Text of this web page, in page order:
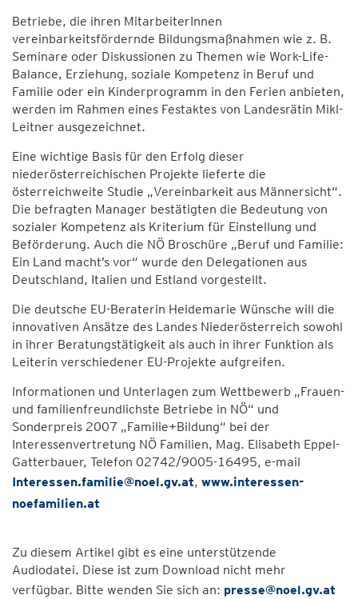
Betriebe, die ihren MitarbeiterInnen
vereinbarkeitsfördernde Bildungsmaßnahmen wie z. B.
Seminare oder Diskussionen zu Themen wie Work-Life-
Balance, Erziehung, soziale Kompetenz in Beruf und
Familie oder ein Kinderprogramm in den Ferien anbieten,
werden im Rahmen eines Festaktes von Landesrätin Mikl-
Leitner ausgezeichnet.
Eine wichtige Basis für den Erfolg dieser
niederösterreichischen Projekte lieferte die
österreichweite Studie „Vereinbarkeit aus Männersicht“.
Die befragten Manager bestätigten die Bedeutung von
sozialer Kompetenz als Kriterium für Einstellung und
Beförderung. Auch die NÖ Broschüre „Beruf und Familie:
Ein Land macht’s vor“ wurde den Delegationen aus
Deutschland, Italien und Estland vorgestellt.
Die deutsche EU-Beraterin Heidemarie Wünsche will die
innovativen Ansätze des Landes Niederösterreich sowohl
in ihrer Beratungstätigkeit als auch in ihrer Funktion als
Leiterin verschiedener EU-Projekte aufgreifen.
Informationen und Unterlagen zum Wettbewerb „Frauen-
und familienfreundlichste Betriebe in NÖ“ und
Sonderpreis 2007 „Familie+Bildung“ bei der
Interessenvertretung NÖ Familien, Mag. Elisabeth Eppel-
Gatterbauer, Telefon 02742/9005-16495, e-mail
Interessen.familie@noel.gv.at, www.interessen-
noefamilien.at
Zu diesem Artikel gibt es eine unterstützende
Audiodatei. Diese ist zum Download nicht mehr
verfügbar. Bitte wenden Sie sich an: presse@noel.gv.at